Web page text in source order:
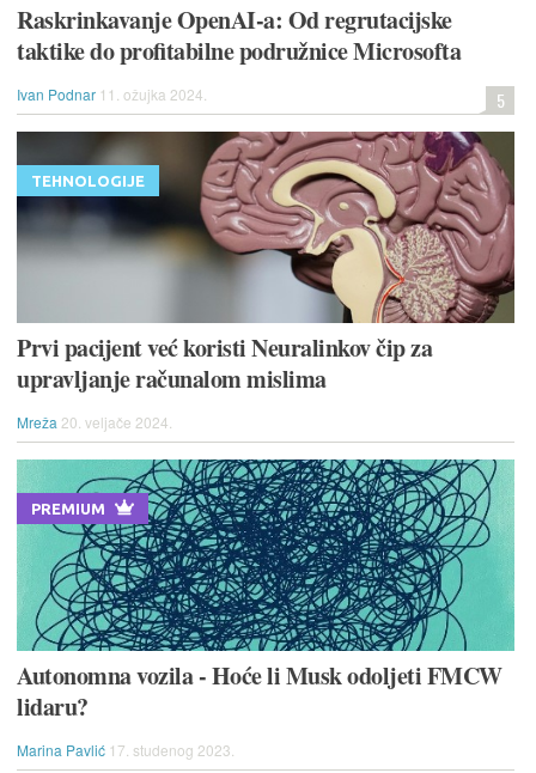
Raskrinkavanje OpenAI-a: Od regrutacijske
taktike do profitabilne podružnice Microsofta
Ivan Podnar 11. ožujka 2024. 5
TEHNOLOGIJE
Prvi pacijent već koristi Neuralinkov čip za
upravljanje računalom mislima
Mreža 20. veljače 2024.
PREMIUM
Autonomna vozila - Hoće li Musk odoljeti FMCW
lidaru?
Marina Pavlić 17. studenog 2023.